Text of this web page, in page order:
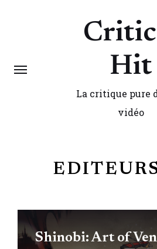
Hit
La critique pure
vidéo
Shinobi: Art of